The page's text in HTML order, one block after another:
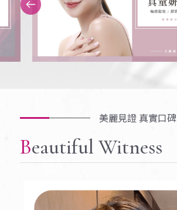
美麗見證 真實口碑
Beautiful Witness